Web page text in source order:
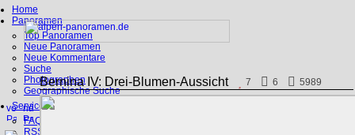
Home
Panoramen
Top Panoramen
Neue Panoramen
Neue Kommentare
Suche
Photographen
Geographische Suche
Service
FAQ
RSS, Google Earth
Bernina IV: Drei-Blumen-Aussicht 7 6 5989